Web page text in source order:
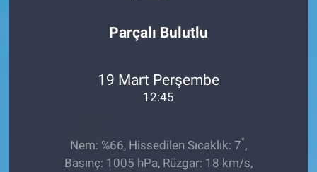
Parçalı Bulutlu
19 Mart Perşembe
12:45
Nem: %66, Hissedilen Sıcaklık: 7°,
Basınç: 1005 hPa, Rüzgar: 18 km/s,